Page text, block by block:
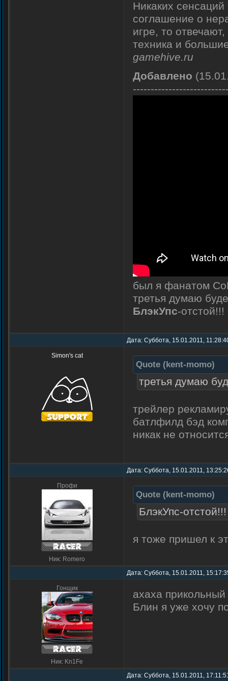
Никаких
соглашение о
игре, то
техника и
gamehive.ru
Добавлено
был я фанатом
третья думаю
БлэкУпс-
Дата: Суббота, 15.01.2011,
Simon's cat
Quote (kent-momo)
третья думаю
трейлер
батлфилд бэд
никак не
Дата: Суббота, 15.01.2011,
Профи
Ник: Romero
Quote (kent-momo)
БлэкУпс-отстой!!!
я тоже пришел к
Дата: Суббота, 15.01.2011,
Гонщик
Ник: Kn1Fe
ахаха
Блин я уже хочу
Дата: Суббота, 15.01.2011,